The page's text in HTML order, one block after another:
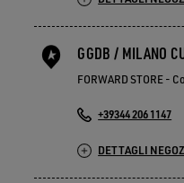
GGDB / MILANO
FORWARD STORE -
+39344 206 1147
DETTAGLI